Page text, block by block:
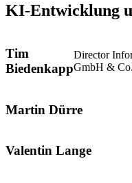
KI-Entwicklung
Tim
Biedenkapp
Director
GmbH &
Martin Dürre
Valentin Lange